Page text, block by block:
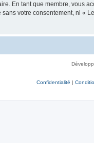
En tant que membre, vous
votre consentement, ni «
Confidentialité |